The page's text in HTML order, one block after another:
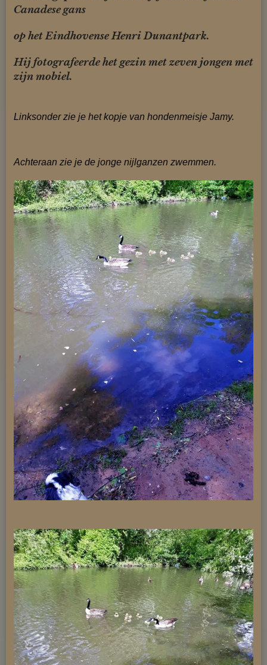
Canadese gans
op het Eindhovense Henri Dunantpark.
Hij fotografeerde het gezin met zeven jongen met
zijn mobiel.
Linksonder zie je het kopje van hondenmeisje Jamy.
Achteraan zie je de jonge nijlganzen zwemmen.